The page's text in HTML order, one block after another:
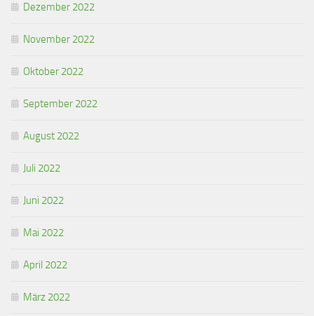
Dezember 2022
November 2022
Oktober 2022
September 2022
August 2022
Juli 2022
Juni 2022
Mai 2022
April 2022
März 2022